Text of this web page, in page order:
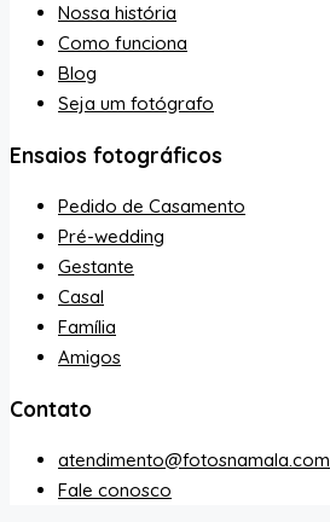
Nossa história
Como funciona
Blog
Seja um fotógrafo
Ensaios fotográficos
Pedido de Casamento
Pré-wedding
Gestante
Casal
Família
Amigos
Contato
atendimento@fotosnamala.com
Fale conosco